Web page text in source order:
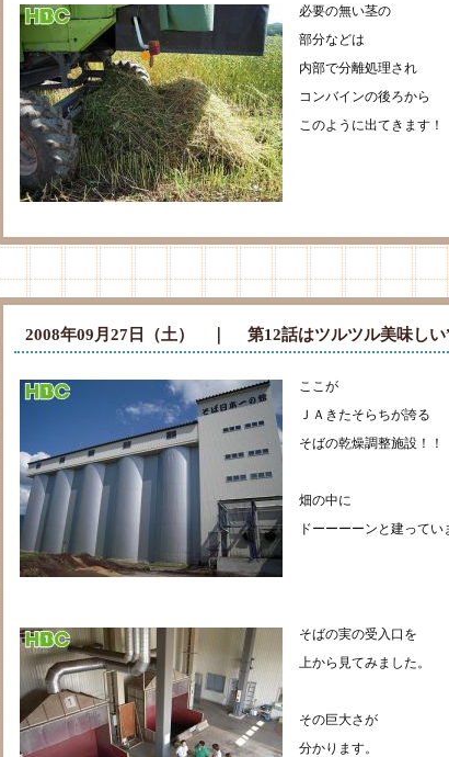
必要の無い茎の
部分などは
内部で分離処理され
コンバインの後ろから
このように出てきます！
2008年09月27日（土） ｜ 第12話はツルツル美味し
ここが
ＪＡきたそらちが誇る
そばの乾燥調整施設！！
畑の中に
ドーーーーンと建ってい
そばの実の受入口を
上から見てみました。
その巨大さが
分かります。